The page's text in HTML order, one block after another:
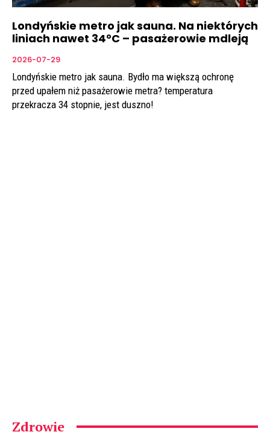
Londyńskie metro jak sauna. Na niektórych
liniach nawet 34°C – pasażerowie mdleją
2026-07-29
Londyńskie metro jak sauna. Bydło ma większą ochronę
przed upałem niż pasażerowie metra? temperatura
przekracza 34 stopnie, jest duszno!
Zdrowie